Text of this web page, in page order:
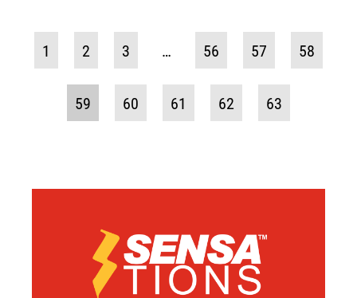
1 2 3 … 56 57 58
59 60 61 62 63